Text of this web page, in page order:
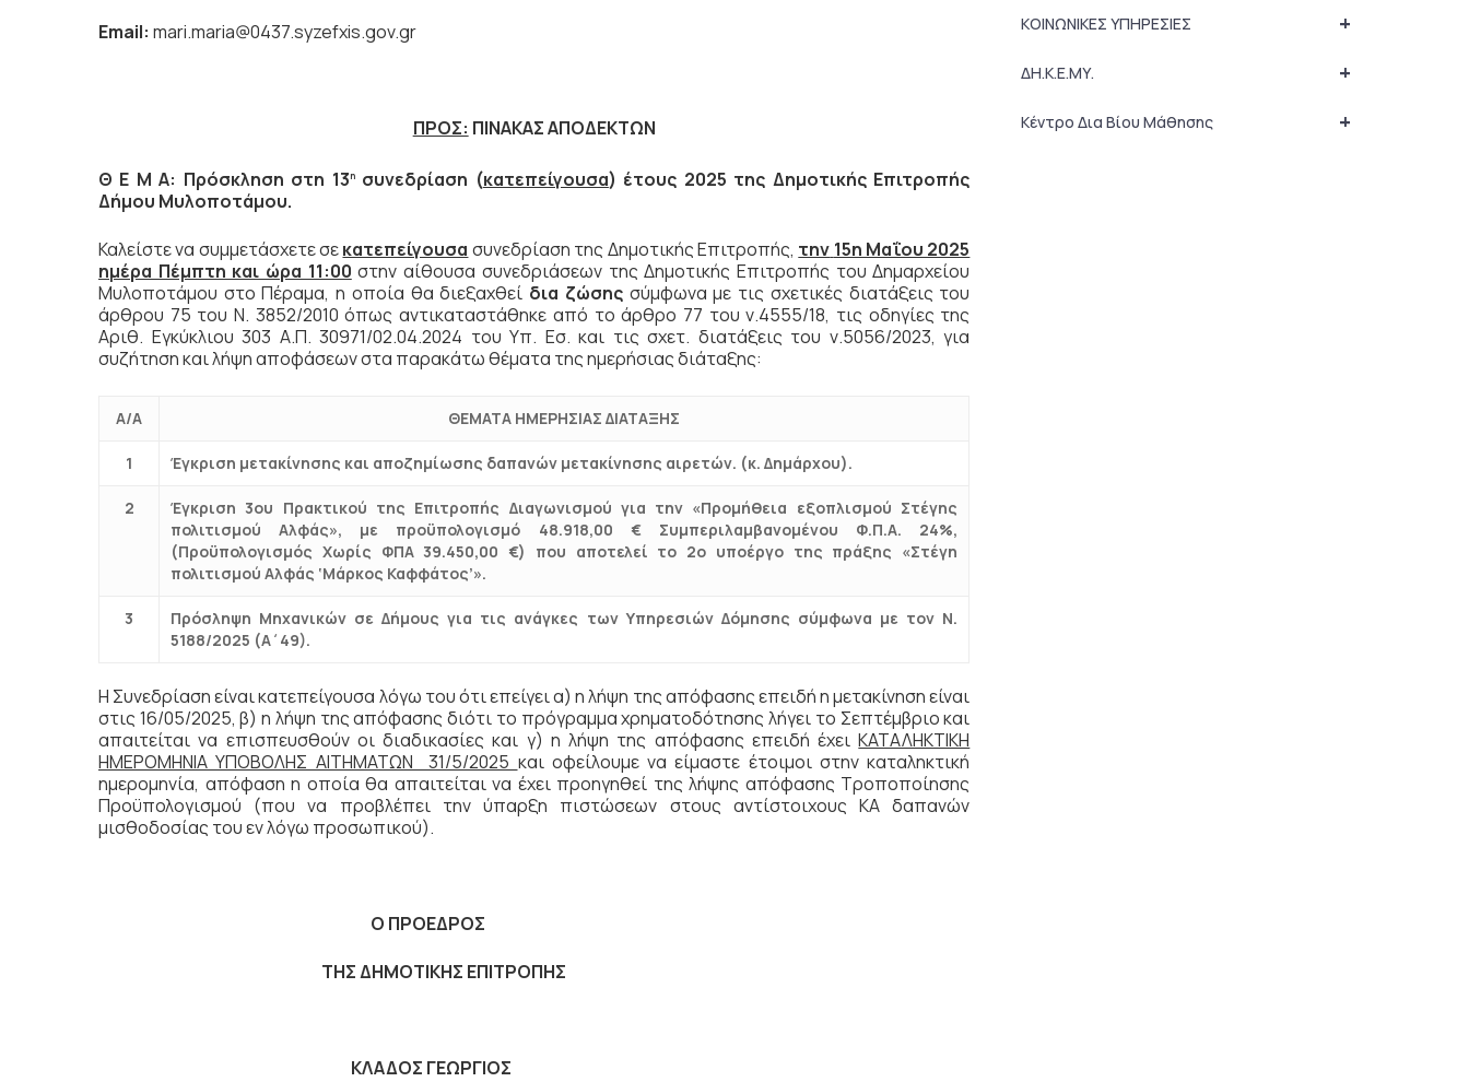
Email: mari.maria@0437.syzefxis.gov.gr
ΠΡΟΣ: ΠΙΝΑΚΑΣ ΑΠΟΔΕΚΤΩΝ
Θ Ε Μ Α: Πρόσκληση στη 13ησυνεδρίαση (κατεπείγουσα) έτους 2025 της Δημοτικής Επιτροπής
Δήμου Μυλοποτάμου.
Καλείστε να συμμετάσχετε σεκατεπείγουσα συνεδρίαση της Δημοτικής Επιτροπής, την 15η Μαΐου 2025
ημέρα Πέμπτη και ώρα 11:00 στην αίθουσα συνεδριάσεων της Δημοτικής Επιτροπής του Δημαρχείου
Μυλοποτάμου στο Πέραμα, η οποία θα διεξαχθεί δια ζώσης σύμφωνα με τις σχετικές διατάξεις του
άρθρου 75 του Ν. 3852/2010 όπως αντικαταστάθηκε από το άρθρο 77 του ν.4555/18, τις οδηγίες της
Αριθ. Εγκύκλιου 303 Α.Π. 30971/02.04.2024 του Υπ. Εσ. και τις σχετ. διατάξεις του ν.5056/2023, για
συζήτηση και λήψη αποφάσεων στα παρακάτω θέματα της ημερήσιας διάταξης:
Α/Α ΘΕΜΑΤΑ ΗΜΕΡΗΣΙΑΣ ΔΙΑΤΑΞΗΣ
1 Έγκριση μετακίνησης και αποζημίωσης δαπανών μετακίνησης αιρετών. (κ. Δημάρχου).
2
Έγκριση 3ου Πρακτικού της Επιτροπής Διαγωνισμού για την «Προμήθεια εξοπλισμού Στέγης
πολιτισμού Αλφάς», με προϋπολογισμό 48.918,00 € Συμπεριλαμβανομένου Φ.Π.Α. 24%,
(Προϋπολογισμός Χωρίς ΦΠΑ 39.450,00 €) που αποτελεί το 2ο υποέργο της πράξης «Στέγη
πολιτισμού Αλφάς ‘Μάρκος Καφφάτος’».
3
Πρόσληψη Μηχανικών σε Δήμους για τις ανάγκες των Υπηρεσιών Δόμησης σύμφωνα με τον Ν.
5188/2025 (Α΄49).
Η Συνεδρίαση είναι κατεπείγουσα λόγω του ότι επείγει α) η λήψη της απόφασης επειδή η μετακίνηση είναι
στις 16/05/2025, β) η λήψη της απόφασης διότι το πρόγραμμα χρηματοδότησης λήγει το Σεπτέμβριο και
απαιτείται να επισπευσθούν οι διαδικασίες και γ) η λήψη της απόφασης επειδή έχειΚΑΤΑΛΗΚΤΙΚΗ
ΗΜΕΡΟΜΗΝΙΑ ΥΠΟΒΟΛΗΣ ΑΙΤΗΜΑΤΩΝ 31/5/2025 και οφείλουμε να είμαστε έτοιμοι στην καταληκτική
ημερομηνία, απόφαση η οποία θα απαιτείται να έχει προηγηθεί της λήψης απόφασης Τροποποίησης
Προϋπολογισμού (που να προβλέπει την ύπαρξη πιστώσεων στους αντίστοιχους ΚΑ δαπανών
μισθοδοσίας του εν λόγω προσωπικού).
Ο ΠΡΟΕΔΡΟΣ
ΤΗΣ ΔΗΜΟΤΙΚΗΣ ΕΠΙΤΡΟΠΗΣ
ΚΛΑΔΟΣ ΓΕΩΡΓΙΟΣ
+
ΚΟΙΝΩΝΙΚΕΣ ΥΠΗΡΕΣΙΕΣ
+
ΔΗ.Κ.Ε.ΜΥ.
+
Κέντρο Δια Βίου Μάθησης